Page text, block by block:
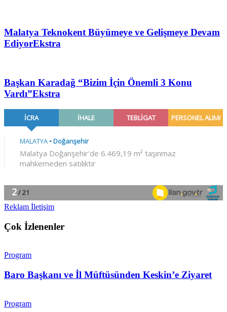
Malatya Teknokent Büyümeye ve Gelişmeye Devam
EdiyorEkstra
Başkan Karadağ “Bizim İçin Önemli 3 Konu
Vardı”Ekstra
Reklam İletişim
Çok İzlenenler
Program
Baro Başkanı ve İl Müftüsünden Keskin’e Ziyaret
Program